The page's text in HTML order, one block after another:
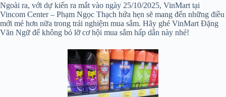
Ngoài ra, với dự kiến ra mắt vào ngày 25/10/2025, VinMart tại
Vincom Center – Phạm Ngọc Thạch hứa hẹn sẽ mang đến những điều
mới mẻ hơn nữa trong trải nghiệm mua sắm. Hãy ghé VinMart Đặng
Văn Ngữ để không bỏ lỡ cơ hội mua sắm hấp dẫn này nhé!